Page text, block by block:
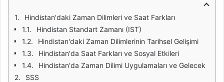
Hindistan'daki Zaman Dilimleri ve Saat Farkları
Hindistan Standart Zamanı (IST)
Hindistan'daki Zaman Dilimlerinin Tarihsel Gelişimi
Hindistan'da Saat Farkları ve Sosyal Etkileri
Hindistan'da Zaman Dilimi Uygulamaları ve Gelecek
SSS